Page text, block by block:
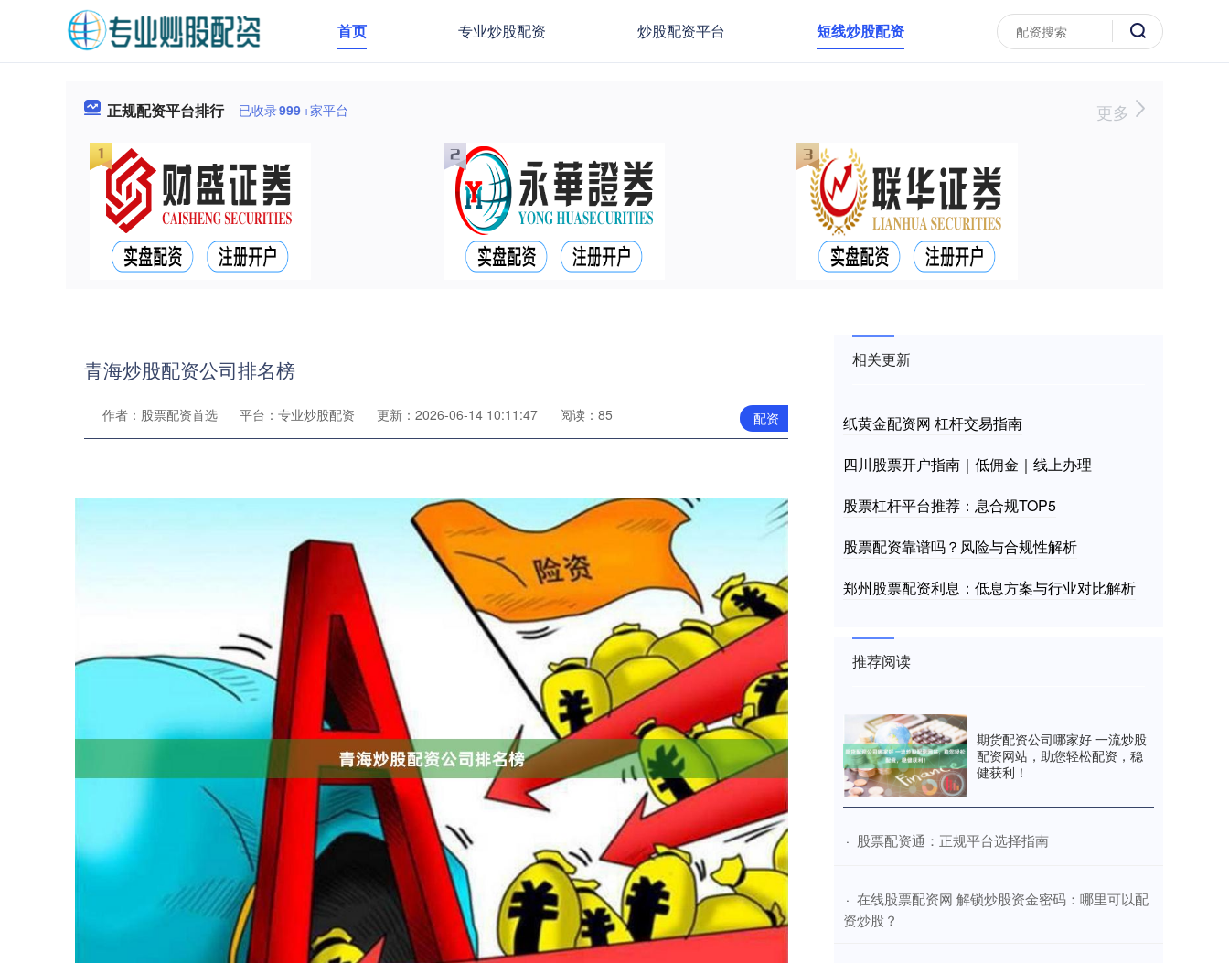
首页 专业炒股配资 炒股配资平台 短线炒股配资
正规配资平台排行 已收录999+家平台 更多
青海炒股配资公司排名榜
配资
作者：股票配资首选 平台：专业炒股配资 更新：2026-06-14 10:11:47 阅读：85
相关更新
纸黄金配资网 杠杆交易指南
四川股票开户指南｜低佣金｜线上办理
股票杠杆平台推荐：息合规TOP5
股票配资靠谱吗？风险与合规性解析
郑州股票配资利息：低息方案与行业对比解析
推荐阅读
期货配资公司哪家好 一流炒股
配资网站，助您轻松配资，稳
健获利！
· ​股票配资通：正规平台选择指南
· ​在线股票配资网 解锁炒股资金密码：哪里可以配
资炒股？